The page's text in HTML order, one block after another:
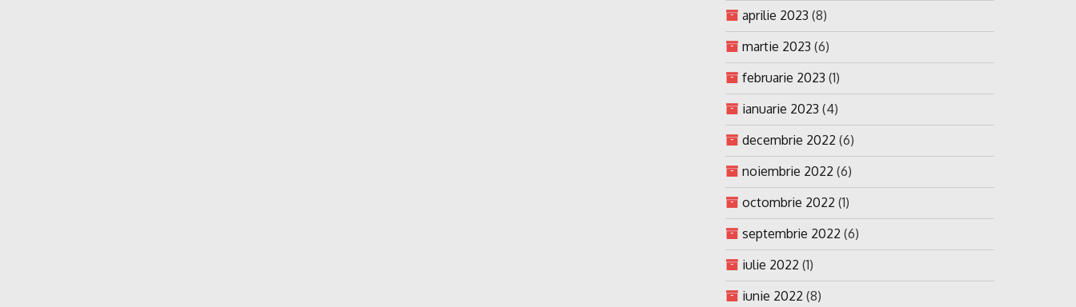
aprilie 2023 (8)
martie 2023 (6)
februarie 2023 (1)
ianuarie 2023 (4)
decembrie 2022 (6)
noiembrie 2022 (6)
octombrie 2022 (1)
septembrie 2022 (6)
iulie 2022 (1)
iunie 2022 (8)